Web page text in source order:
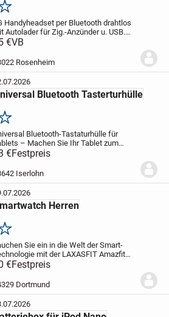
Merken
Handyheadset per Bluetooth drahtlos
Autolader für Zig.-Anzünder u. USB.
Headset paßt zu jedem Handy mit
auch USB-Geräte versorgt aus der...
€VB
Rosenheim
Bluetooth Tasterturhülle
Merken
Bluetooth-Tastaturhülle für
– Machen Sie Ihr Tablet zum
Diese Tastaturhülle vereint
Design, zuverlässigen Schutz
praktische Funktionalität in einem
€Festpreis
Iserlohn
Herren
Merken
Sie ein in die Welt der Smart-
mit der LAXASFIT Amazfit
Smartwatch, einem eleganten
für Ihr iOS- oder Android-
Mit einem Gehäuse aus
€Festpreis
Dortmund